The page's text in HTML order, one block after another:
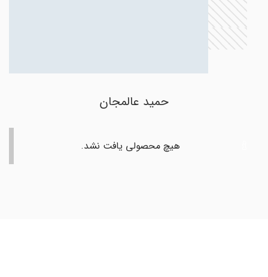
حمید عالمجان
هیچ محصولی یافت نشد.